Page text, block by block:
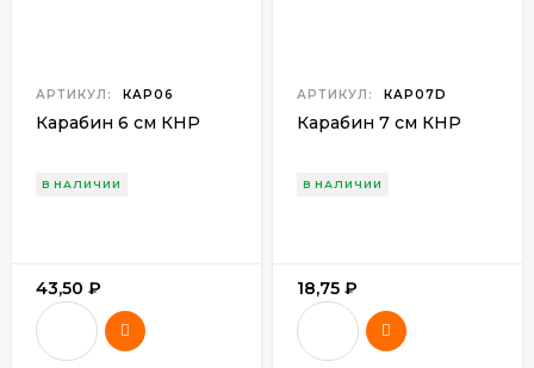
АРТИКУЛ: КАР06
Карабин 6 см КНР
В НАЛИЧИИ
43,50 ₽
АРТИКУЛ: КАР07D
Карабин 7 см КНР
В НАЛИЧИИ
18,75 ₽